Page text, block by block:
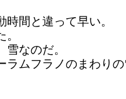
間と違って早い。
なのだ。
ラムフラノのまわり